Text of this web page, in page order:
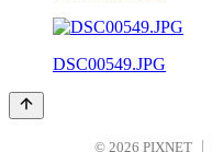
DSC00549.JPG
© 2026 PIXNET